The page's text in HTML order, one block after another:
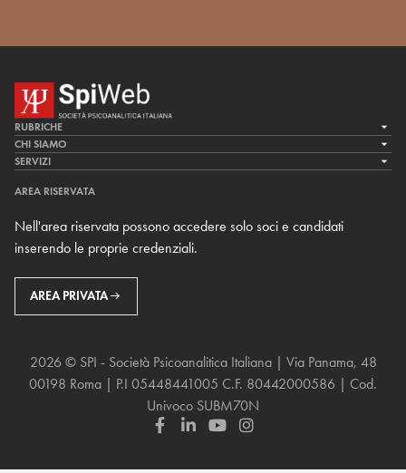
RUBRICHE
LA CURA
LA RICERCA
MULTIMEDIA
CHI SIAMO
LA SPI
TEAM DI SPIWEB
CONTATTI
RIVISTE
SERVIZI
ARCHIVIO STORICO
AREA RISERVATA
Nell'area riservata possono accedere solo soci e candidati
inserendo le proprie credenziali.
AREA PRIVATA
2026 © SPI - Società Psicoanalitica Italiana | Via Panama, 48
00198 Roma | P.I 05448441005 C.F. 80442000586 | Cod.
Univoco SUBM70N
F
L
Y
I